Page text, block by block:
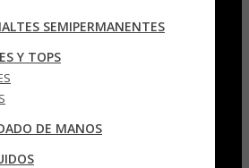
SEMIPERMANENTES
Y TOPS
DE MANOS